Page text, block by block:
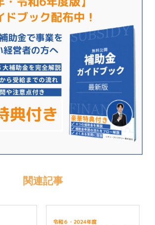
関連記事